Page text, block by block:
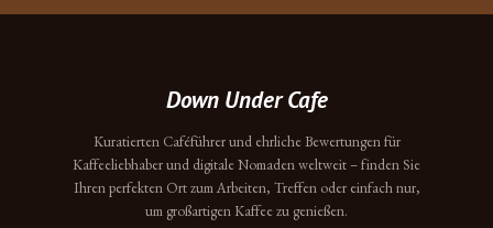
Down Under Cafe
Kuratierten Caféführer und ehrliche Bewertungen für
Kaffeeliebhaber und digitale Nomaden weltweit – finden Sie
Ihren perfekten Ort zum Arbeiten, Treffen oder einfach nur,
um großartigen Kaffee zu genießen.